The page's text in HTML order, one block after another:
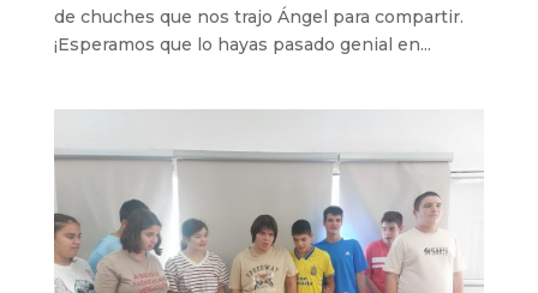
de chuches que nos trajo Ángel para compartir.
¡Esperamos que lo hayas pasado genial en...